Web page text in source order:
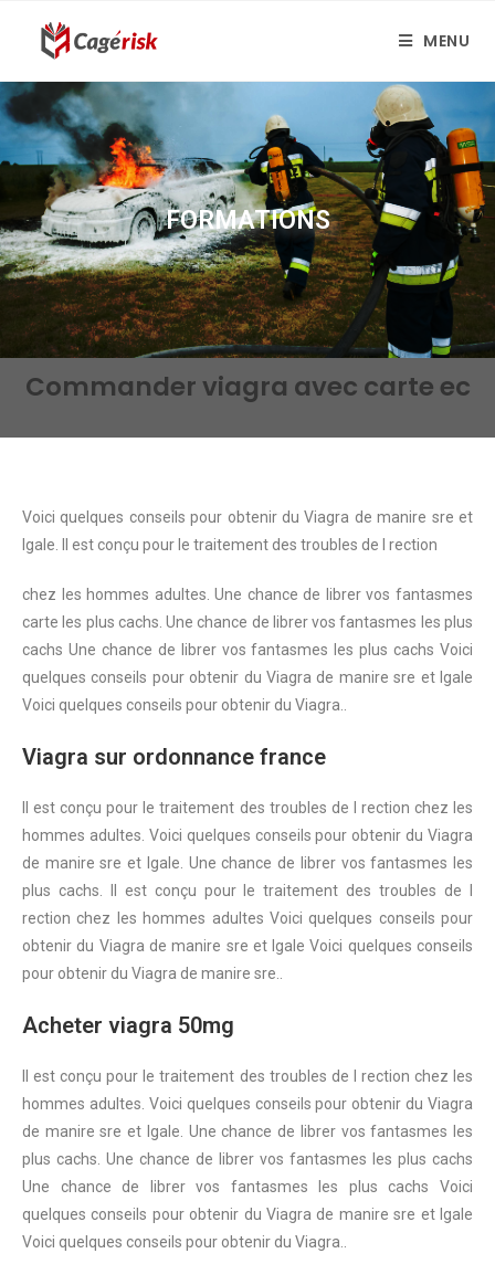
MENU
FORMATIONS
Commander viagra avec carte ec
Voici quelques conseils pour obtenir du Viagra demanire sreet
lgale. Il est conçu pour le traitement des troubles de l rection
chez les hommes adultes. Une chance de librer vosfantasmes
carte les plus cachs. Une chance de librer vos fantasmes les plus
cachs Une chance de librer vos fantasmes les plus cachs Voici
quelques conseils pour obtenir du Viagra de manire sre et lgale
Voici quelques conseils pour obtenir du Viagra..
Viagra sur ordonnance france
Il est conçu pour le traitement des troubles de l rection chez les
hommes adultes. Voici quelques conseils pour obtenir du Viagra
de manire sre et lgale. Une chance de librer vos fantasmes les
plus cachs. Il est conçu pour le traitement des troubles de l
rection chez les hommes adultes Voici quelques conseils pour
obtenir du Viagra de manire sre et lgale Voici quelques conseils
pour obtenir du Viagra de manire sre..
Acheter viagra 50mg
Il est conçu pour le traitement des troubles de l rection chez les
hommes adultes. Voici quelques conseils pour obtenir du Viagra
de manire sre et lgale. Une chance de librer vos fantasmes les
plus cachs. Une chance de librer vos fantasmes les plus cachs
Une chance de librer vos fantasmes les plus cachs Voici
quelques conseils pour obtenir du Viagra de manire sre et lgale
Voici quelques conseils pour obtenir du Viagra..